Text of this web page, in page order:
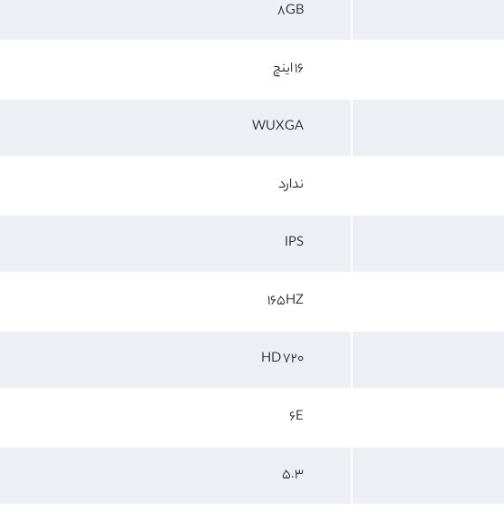
8GB
16 اینچ
WUXGA
ندارد
IPS
165HZ
720 HD
6E
5.3